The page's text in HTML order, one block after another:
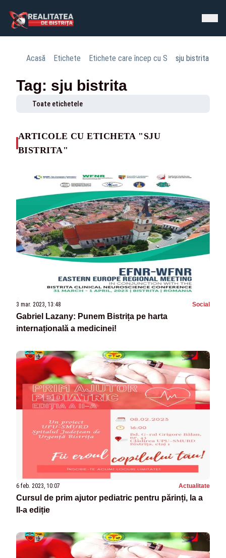
Acasă Etichete Etichete care încep cu S sju bistrita
Tag: sju bistrita
Toate etichetele
ARTICOLE CU ETICHETA "SJU
BISTRITA"
3 mar. 2023, 13:48 Social
Gabriel Lazany: Punem Bistrița pe harta
internațională a medicinei!
6 feb. 2023, 10:07 Actualitate
Cursul de prim ajutor pediatric pentru părinți, la a
II-a ediție